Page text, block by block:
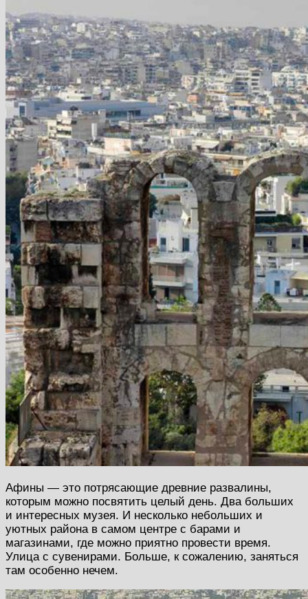
Афины — это потрясающие древние развалины,
которым можно посвятить целый день. Два больших
и интересных музея. И несколько небольших и
уютных района в самом центре с барами и
магазинами, где можно приятно провести время.
Улица с сувенирами. Больше, к сожалению, заняться
там особенно нечем.